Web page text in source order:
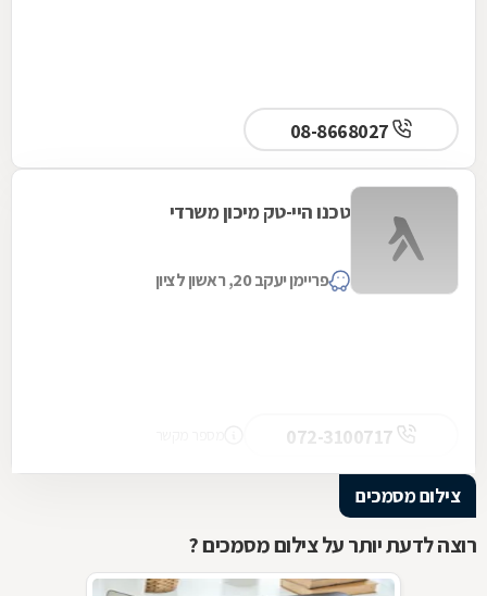
08-8668027
טכנו היי-טק מיכון משרדי
פריימן יעקב 20, ראשון לציון
צילום מסמכים
רוצה לדעת יותר על צילום מסמכים ?